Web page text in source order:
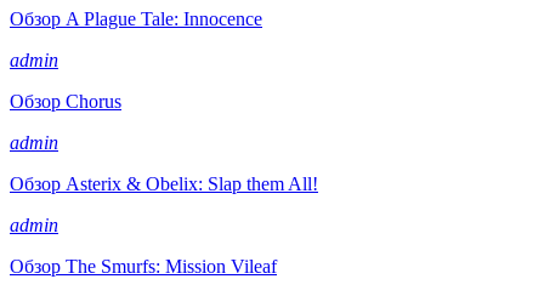
Обзор A Plague Tale: Innocence
admin
Обзор Chorus
admin
Обзор Asterix & Obelix: Slap them All!
admin
Обзор The Smurfs: Mission Vileaf